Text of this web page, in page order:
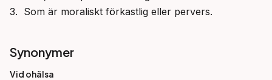
3.  Som är moraliskt förkastlig eller pervers.
Synonymer
Vid ohälsa